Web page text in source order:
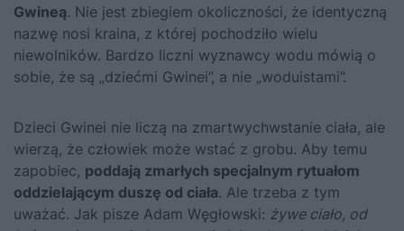
Gwineą. Nie jest zbiegiem okoliczności, że identyczną
nazwę nosi kraina, z której pochodziło wielu
niewolników. Bardzo liczni wyznawcy wodu mówią o
sobie, że są „dziećmi Gwinei”, a nie „woduistami”.
Dzieci Gwinei nie liczą na zmartwychwstanie ciała, ale
wierzą, że człowiek może wstać z grobu. Aby temu
zapobiec, poddają zmarłych specjalnym rytuałom
oddzielającym duszę od ciała. Ale trzeba z tym
uważać. Jak pisze Adam Węgłowski: żywe ciało, od